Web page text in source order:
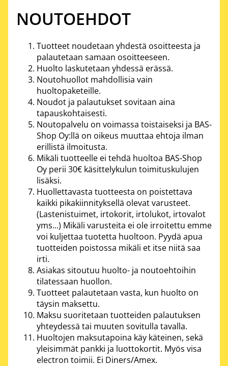
NOUTOEHDOT
Tuotteet noudetaan yhdestä osoitteesta ja
palautetaan samaan osoitteeseen.
Huolto laskutetaan yhdessä erässä.
Noutohuollot mahdollisia vain
huoltopaketeille.
Noudot ja palautukset sovitaan aina
tapauskohtaisesti.
Noutopalvelu on voimassa toistaiseksi ja BAS-
Shop Oy:llä on oikeus muuttaa ehtoja ilman
erillistä ilmoitusta.
Mikäli tuotteelle ei tehdä huoltoa BAS-Shop
Oy perii 30€ käsittelykulun toimituskulujen
lisäksi.
Huollettavasta tuotteesta on poistettava
kaikki pikakiinnityksellä olevat varusteet.
(Lastenistuimet, irtokorit, irtolukot, irtovalot
yms...) Mikäli varusteita ei ole irroitettu emme
voi kuljettaa tuotetta huoltoon. Pyydä apua
tuotteiden poistossa mikäli et itse niitä saa
irti.
Asiakas sitoutuu huolto- ja noutoehtoihin
tilatessaan huollon.
Tuotteet palautetaan vasta, kun huolto on
täysin maksettu.
Maksu suoritetaan tuotteiden palautuksen
yhteydessä tai muuten sovitulla tavalla.
Huoltojen maksutapoina käy käteinen, sekä
yleisimmät pankki ja luottokortit. Myös visa
electron toimii. Ei Diners/Amex.